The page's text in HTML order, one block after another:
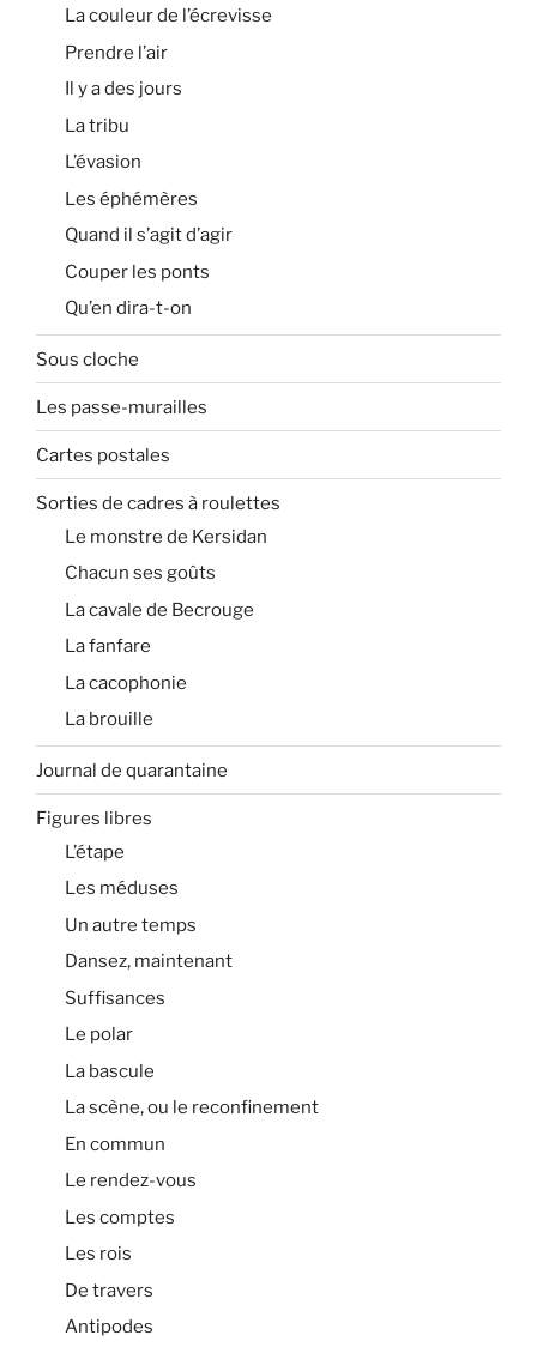
La couleur de l’écrevisse
Prendre l’air
Il y a des jours
La tribu
L’évasion
Les éphémères
Quand il s’agit d’agir
Couper les ponts
Qu’en dira-t-on
Sous cloche
Les passe-murailles
Cartes postales
Sorties de cadres à roulettes
Le monstre de Kersidan
Chacun ses goûts
La cavale de Becrouge
La fanfare
La cacophonie
La brouille
Journal de quarantaine
Figures libres
L’étape
Les méduses
Un autre temps
Dansez, maintenant
Suffisances
Le polar
La bascule
La scène, ou le reconfinement
En commun
Le rendez-vous
Les comptes
Les rois
De travers
Antipodes